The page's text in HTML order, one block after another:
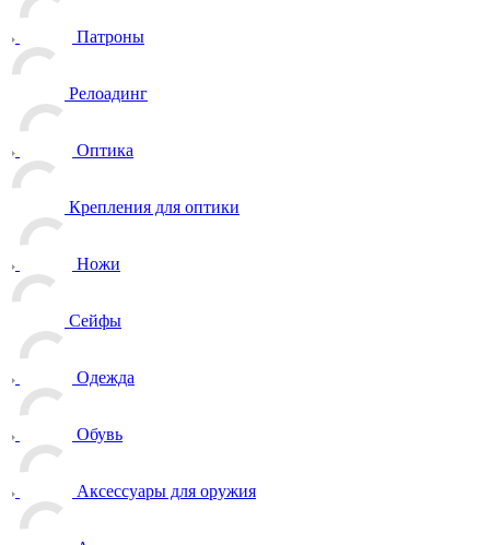
Патроны
Релоадинг
Оптика
Крепления для оптики
Ножи
Сейфы
Одежда
Обувь
Аксессуары для оружия